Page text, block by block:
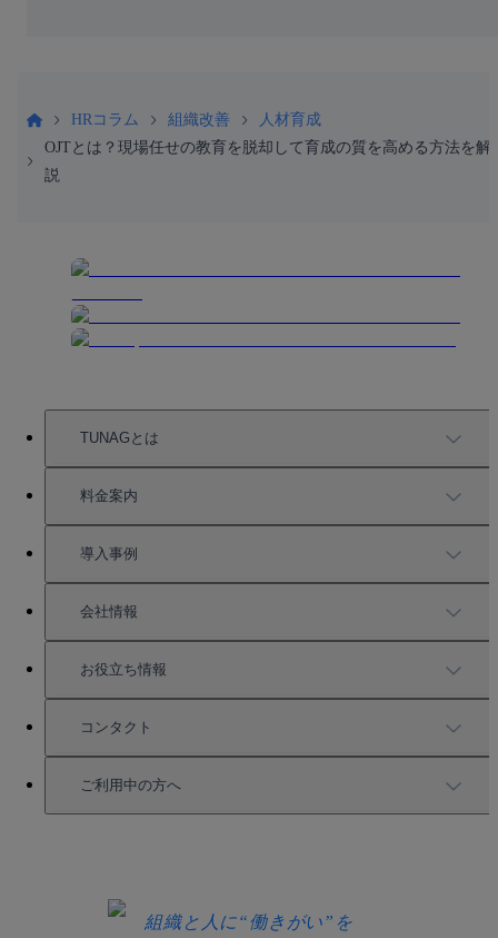
HRコラム 組織改善
人材育成
OJTとは？現場任せの教育を脱却して育成の質を高める方法を解
説
TUNAGとは
TUNAGの特徴
機能一覧
充実したサポート
強固なセキュリティ
料金案内
料金案内
導入事例
導入事例
活用方法
会社情報
会社情報
お役立ち情報
お役立ち資料一覧
セミナー情報
コンタクト
サービス資料請求
ご利用中の方へ
組織と人に“働きがい”を